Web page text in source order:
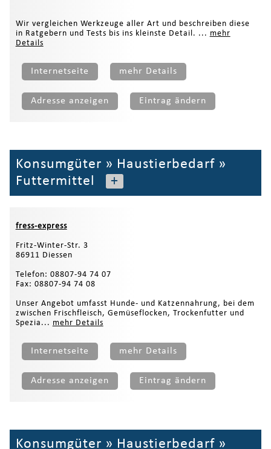
Wir vergleichen Werkzeuge aller Art und beschreiben diese
in Ratgebern und Tests bis ins kleinste Detail. ... mehr
Details
Internetseite mehr Details
Adresse anzeigen Eintrag ändern
Konsumgüter » Haustierbedarf»
Futtermittel
+
fress-express
Fritz-Winter-Str. 3
86911 Diessen
Telefon: 08807-94 74 07
Fax: 08807-94 74 08
Unser Angebot umfasst Hunde- und Katzennahrung, bei dem
zwischen Frischfleisch, Gemüseflocken, Trockenfutter und
Spezia... mehr Details
Internetseite mehr Details
Adresse anzeigen Eintrag ändern
Konsumgüter » Haustierbedarf»